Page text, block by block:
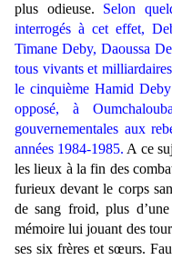
plus odieuse. Selon
interrogés à cet effet,
Timane Deby, Daoussa
tous vivants et
le cinquième Hamid
opposé, à
gouvernementales aux
années 1984-1985. A ce
les lieux à la fin des
furieux devant le corps
de sang froid, plus
mémoire lui jouant des
ses six frères et sœurs.